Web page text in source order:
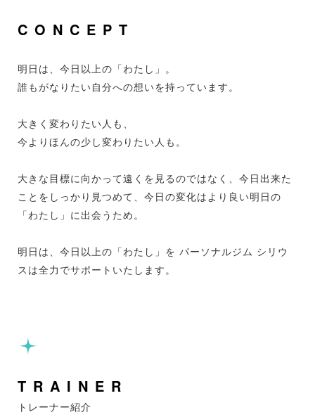
CONCEPT
明日は、今日以上の「わたし」。
誰もがなりたい自分への想いを持っています。
大きく変わりたい人も、
今よりほんの少し変わりたい人も。
大きな目標に向かって遠くを見るのではなく、今日出来た
ことをしっかり見つめて、今日の変化はより良い明日の
「わたし」に出会うため。
明日は、今日以上の「わたし」を パーソナルジム シリウ
スは全力でサポートいたします。
TRAINER
トレーナー紹介